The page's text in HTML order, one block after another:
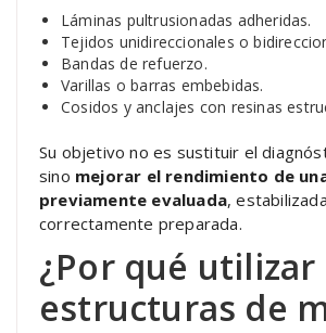
Láminas pultrusionadas adheridas.
Tejidos unidireccionales o
Bandas de refuerzo.
Varillas o barras embebidas.
Cosidos y anclajes con resinas
Su objetivo no es sustituir el
sino mejorar el rendimiento de
previamente evaluada,
correctamente preparada.
¿Por qué utilizar
estructuras de